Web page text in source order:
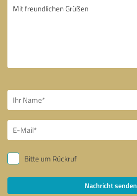
Bitte um Rückruf
Nachricht senden